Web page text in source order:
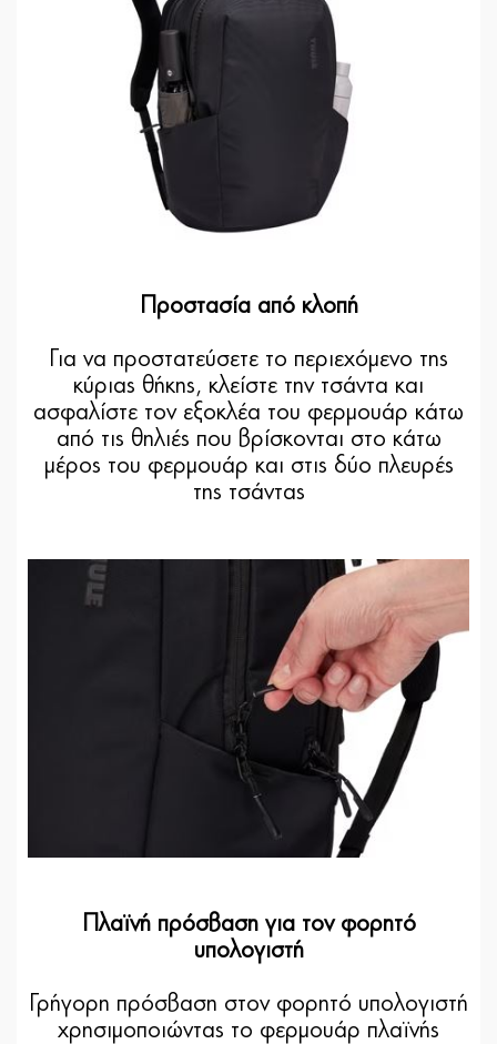
Προστασία από κλοπή
Για να προστατεύσετε το περιεχόμενο της
κύριας θήκης, κλείστε την τσάντα και
ασφαλίστε τον εξοκλέα του φερμουάρ κάτω
από τις θηλιές που βρίσκονται στο κάτω
μέρος του φερμουάρ και στις δύο πλευρές
της τσάντας
Πλαϊνή πρόσβαση για τον φορητό
υπολογιστή
Γρήγορη πρόσβαση στον φορητό υπολογιστή
χρησιμοποιώντας το φερμουάρ πλαϊνής